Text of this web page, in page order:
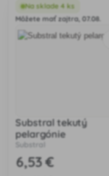
podporuje rast okrasných a
úžitkových rastlín, šetrné k
Na sklade 4 ks
Môžete mať zajtra, 07.08.
Substral tekutý
pelargónie
Substral
6,53 €